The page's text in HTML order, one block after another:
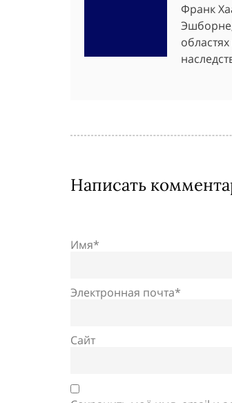
Франк
Написать
Имя*
Электронная почта*
Сайт